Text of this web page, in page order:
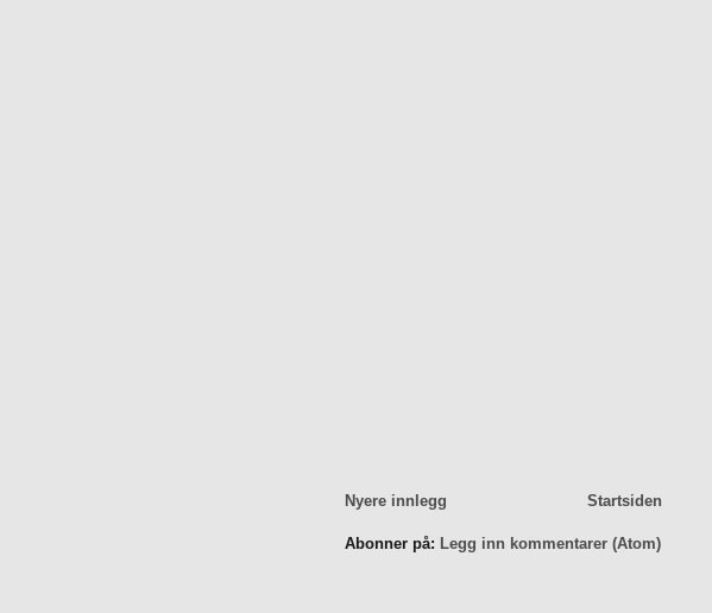
Nyere innlegg Startsiden
Abonner på: Legg inn kommentarer (Atom)